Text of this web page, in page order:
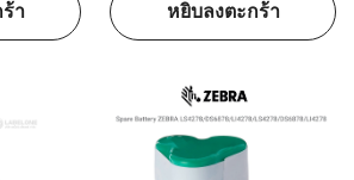
า หยิบลงตะกร้า